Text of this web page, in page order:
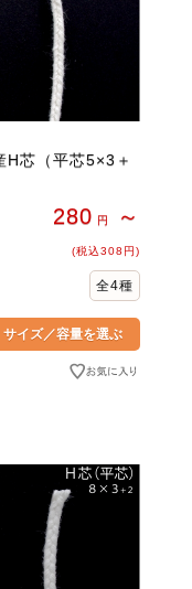
H芯（平芯5×3＋
280 円 ～
(税込308円)
全4種